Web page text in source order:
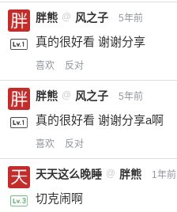
胖熊 @ 风之子 5年前
真的很好看 谢谢分享
喜欢 反对
胖熊 @ 风之子 5年前
真的很好看 谢谢分享a啊
喜欢 反对
天天这么晚睡 @ 胖熊 1年前
切克闹啊